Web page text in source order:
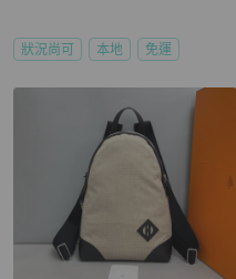
狀況尚可 本地 免運